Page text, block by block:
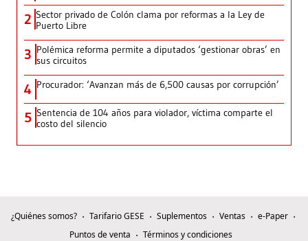
2 Sector privado de Colón clama por reformas a la Ley de
Puerto Libre
3 Polémica reforma permite a diputados ‘gestionar obras’ en
sus circuitos
4 Procurador: ‘Avanzan más de 6,500 causas por corrupción’
5 Sentencia de 104 años para violador, víctima comparte el
costo del silencio
¿Quiénes somos? Tarifario GESE Suplementos Ventas
e-Paper
Puntos de venta
Términos y condiciones